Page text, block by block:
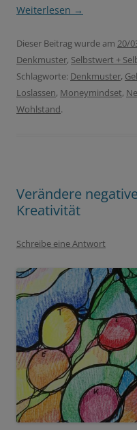
Weiterlesen →
Dieser Beitrag wurde am 20/
Denkmuster, Selbstwert +
Schlagworte: Denkmuster,
Loslassen, Moneymindset,
Wohlstand.
Verändere
Kreativität
Schreibe eine Antwort